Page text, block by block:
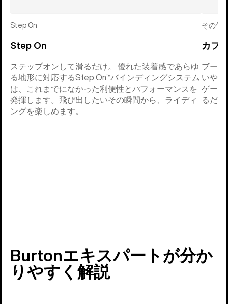
Step On
Step On
ステップオンして滑るだけ。 優れた装着感であらゆ
る地形に対応するStep On™バインディングシステム
は、これまでになかった利便性とパフォーマンスを
発揮します。飛び出したいその瞬間から、ライディ
ングを楽しめます。
その他:
カフ
ブー
いや
ゲータ
るだ
Burtonエキスパートが分か
りやすく解説